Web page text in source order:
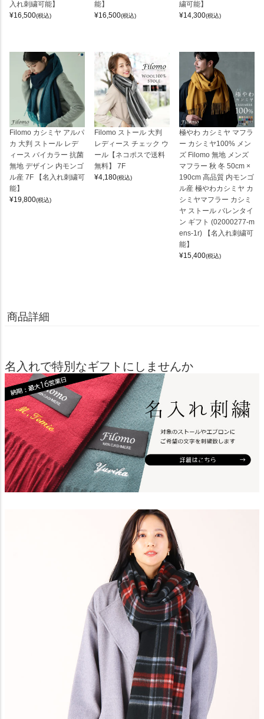
入れ刺繍可能】
¥16,500(税込)
能】
¥16,500(税込)
繍可能】
¥14,300(税込)
Filomo カシミヤ アルパ
カ 大判 ストール レデ
ィース バイカラー 抗菌
無地 デザイン 内モンゴ
ル産 7F 【名入れ刺繍可
能】
¥19,800(税込)
Filomo ストール 大判
レディース チェック ウ
ール【ネコポスで送料
無料】 7F
¥4,180(税込)
極やわ カシミヤ マフラ
ー カシミヤ100% メン
ズ Filomo 無地 メンズ
マフラー 秋 冬 50cm ×
190cm 高品質 内モンゴ
ル産 極やわカシミヤ カ
シミヤマフラー カシミ
ヤ ストール バレンタイ
ン ギフト (02000277-m
ens-1r) 【名入れ刺繍可
能】
¥15,400(税込)
商品詳細
名入れで特別なギフトにしませんか